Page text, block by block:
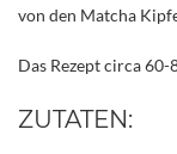
von den Matcha
Das Rezept circa 60-
ZUTATEN: